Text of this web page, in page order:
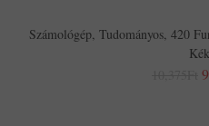
Számológép, Tudományos, 420
Kék